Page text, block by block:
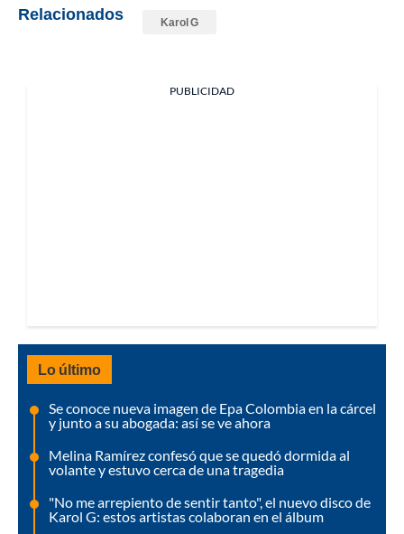
Relacionados Karol G
PUBLICIDAD
Lo último
Se conoce nueva imagen de Epa Colombia en la cárcel
y junto a su abogada: así se ve ahora
Melina Ramírez confesó que se quedó dormida al
volante y estuvo cerca de una tragedia
"No me arrepiento de sentir tanto", el nuevo disco de
Karol G: estos artistas colaboran en el álbum